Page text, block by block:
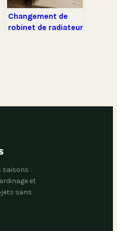
Changement de
robinet de radiateur
saisons :
et
sans